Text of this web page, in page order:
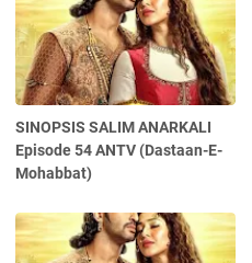
SINOPSIS SALIM ANARKALI
Episode 54 ANTV (Dastaan-E-
Mohabbat)